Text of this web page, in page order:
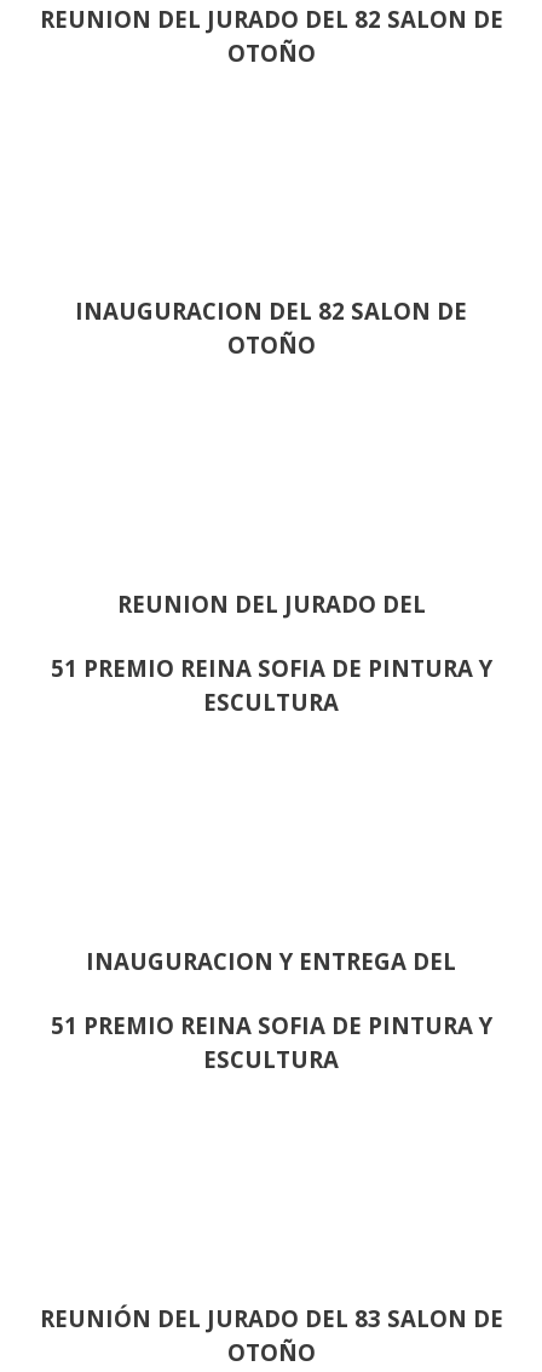
REUNION DEL JURADO DEL 82 SALON DE
OTOÑO
INAUGURACION DEL 82 SALON DE
OTOÑO
REUNION DEL JURADO DEL
51 PREMIO REINA SOFIA DE PINTURA Y
ESCULTURA
INAUGURACION Y ENTREGA DEL
51 PREMIO REINA SOFIA DE PINTURA Y
ESCULTURA
REUNIÓN DEL JURADO DEL 83 SALON DE
OTOÑO